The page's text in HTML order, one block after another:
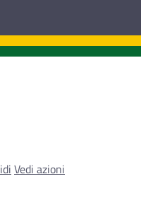
Vedi azioni